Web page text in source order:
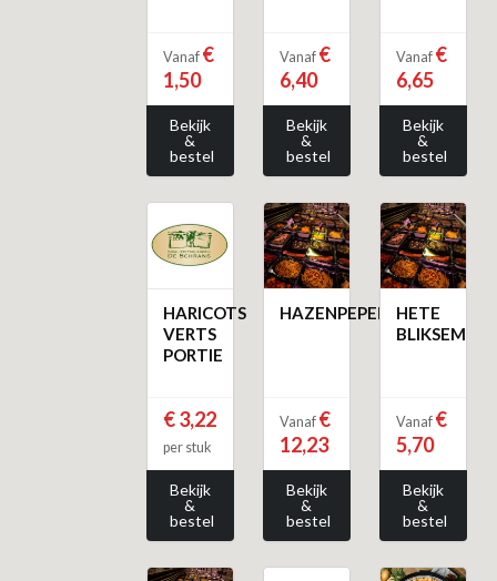
Vanaf €
1,50
Bekijk
&
bestel
Vanaf €
6,40
Bekijk
&
bestel
Vanaf €
6,65
Bekijk
&
bestel
HARICOTS
VERTS
PORTIE
€ 3,22
per stuk
Bekijk
&
bestel
HAZENPEPER
Vanaf €
12,23
Bekijk
&
bestel
HETE
BLIKSEM
Vanaf €
5,70
Bekijk
&
bestel